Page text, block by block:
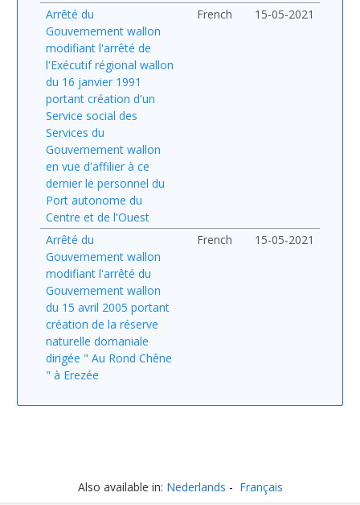
Arrêté du
Gouvernement wallon
modifiant l'arrêté de
l'Exécutif régional wallon
du 16 janvier 1991
portant création d'un
Service social des
Services du
Gouvernement wallon
en vue d'affilier à ce
dernier le personnel du
Port autonome du
Centre et de l'Ouest
French 15-05-2021
Arrêté du
Gouvernement wallon
modifiant l'arrêté du
Gouvernement wallon
du 15 avril 2005 portant
création de la réserve
naturelle domaniale
dirigée " Au Rond Chêne
" à Erezée
French 15-05-2021
Also available in: Nederlands Français